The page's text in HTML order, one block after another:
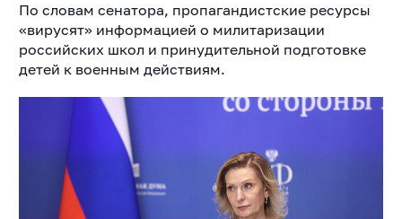
По словам сенатора, пропагандистские ресурсы
«вирусят» информацией о милитаризации
российских школ и принудительной подготовке
детей к военным действиям.